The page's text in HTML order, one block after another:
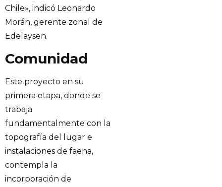
Chile», indicó Leonardo
Morán, gerente zonal de
Edelaysen.
Comunidad
Este proyecto en su
primera etapa, donde se
trabaja
fundamentalmente con la
topografía del lugar e
instalaciones de faena,
contempla la
incorporación de